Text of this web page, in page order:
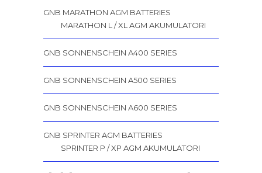
GNB MARATHON AGM BATTERIES
MARATHON L / XL AGM AKUMULATORI
GNB SONNENSCHEIN A400 SERIES
GNB SONNENSCHEIN A500 SERIES
GNB SONNENSCHEIN A600 SERIES
GNB SPRINTER AGM BATTERIES
SPRINTER P / XP AGM AKUMULATORI